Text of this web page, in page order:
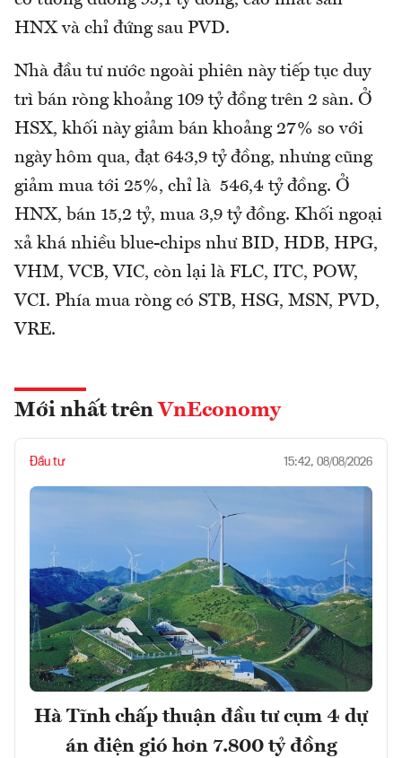
HNX và chỉ đứng sau PVD.
Nhà đầu tư nước ngoài phiên này tiếp tục duy
trì bán ròng khoảng 109 tỷ đồng trên 2 sàn. Ở
HSX, khối này giảm bán khoảng 27% so với
ngày hôm qua, đạt 643,9 tỷ đồng, nhưng cũng
giảm mua tới 25%, chỉ là 546,4 tỷ đồng. Ở
HNX, bán 15,2 tỷ, mua 3,9 tỷ đồng. Khối ngoại
xả khá nhiều blue-chips như BID, HDB, HPG,
VHM, VCB, VIC, còn lại là FLC, ITC, POW,
VCI. Phía mua ròng có STB, HSG, MSN, PVD,
VRE.
Mới nhất trên VnEconomy
Đầu tư 15:42, 08/08/2026
Hà Tĩnh chấp thuận đầu tư cụm 4 dự
án điện gió hơn 7.800 tỷ đồng